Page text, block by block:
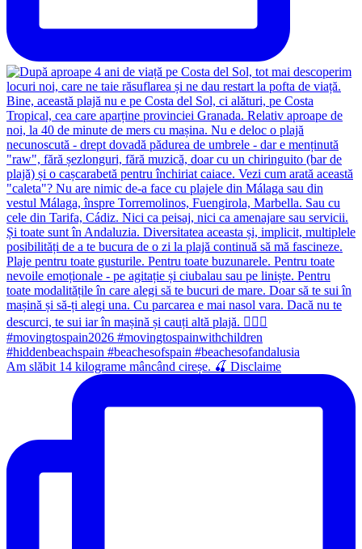
Am slăbit 14 kilograme mâncând cireșe. 🍒 Disclaime